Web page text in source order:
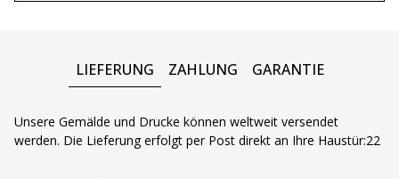
LIEFERUNG ZAHLUNG GARANTIE
Unsere Gemälde und Drucke können weltweit versendet
werden. Die Lieferung erfolgt per Post direkt an Ihre Haustür:22